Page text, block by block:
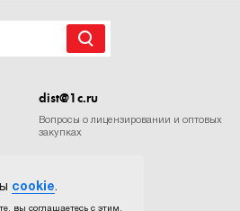
dist@1c.ru
Вопросы о лицензировании и оптовых
закупках
cookie.
вы соглашаетесь с этим.